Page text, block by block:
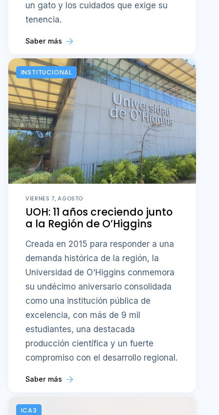
un gato y los cuidados que exige su
tenencia.
Saber más
INSTITUCIONAL
VIERNES 7, AGOSTO
UOH: 11 años creciendo junto
a la Región de O’Higgins
Creada en 2015 para responder a una
demanda histórica de la región, la
Universidad de O'Higgins conmemora
su undécimo aniversario consolidada
como una institución pública de
excelencia, con más de 9 mil
estudiantes, una destacada
producción científica y un fuerte
compromiso con el desarrollo regional.
Saber más
ICA3